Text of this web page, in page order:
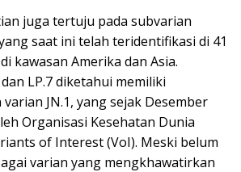
juga tertuju pada subvarian
saat ini telah teridentifikasi di 41
kawasan Amerika dan Asia.
LP.7 diketahui memiliki
JN.1, yang sejak Desember
Organisasi Kesehatan Dunia
of Interest (VoI). Meski belum
varian yang mengkhawatirkan